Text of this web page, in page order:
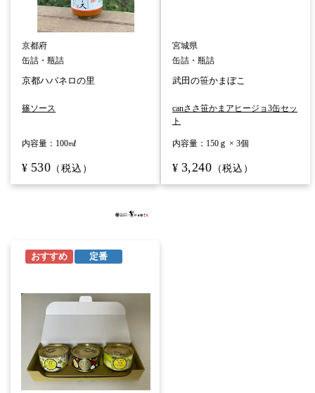
京都府
缶詰・瓶詰
京都ハバネロの里
篠ソース
内容量： 100㎖
¥ 530 （税込）
宮城県
缶詰・瓶詰
武田の笹かまぼこ
canささ笹かまアヒージョ3缶セッ
ト
内容量： 150ｇ × 3個
¥ 3,240 （税込）
おすすめ 定番